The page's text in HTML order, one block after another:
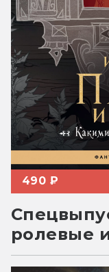
490 ₽
ролевые